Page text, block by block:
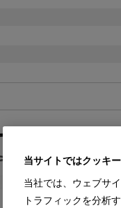
当サイトではクッキ
当社では、ウェブサ
トラフィックを分析